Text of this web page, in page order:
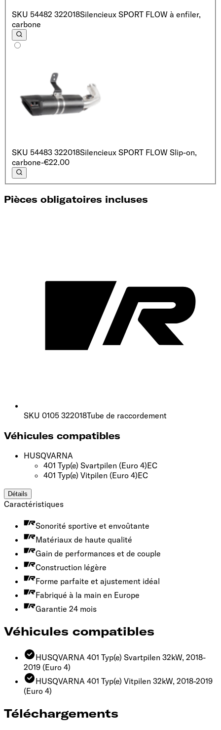
SKU 54482 322018Silencieux SPORT FLOW à enfiler,
carbone
SKU 54483 322018Silencieux SPORT FLOW Slip-on,
carbone-€22.00
Pièces obligatoires incluses
SKU 0105 322018Tube de raccordement
Véhicules compatibles
HUSQVARNA
401 Typ(e) Svartpilen (Euro 4)EC
401 Typ(e) Vitpilen (Euro 4)EC
Détails
Caractéristiques
Sonorité sportive et envoûtante
Matériaux de haute qualité
Gain de performances et de couple
Construction légère
Forme parfaite et ajustement idéal
Fabriqué à la main en Europe
Garantie 24 mois
Véhicules compatibles
HUSQVARNA 401 Typ(e) Svartpilen 32kW, 2018-
2019 (Euro 4)
HUSQVARNA 401 Typ(e) Vitpilen 32kW, 2018-2019
(Euro 4)
Téléchargements